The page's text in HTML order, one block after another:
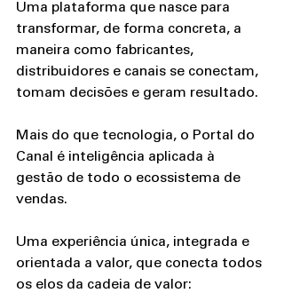
Uma plataforma que nasce para
transformar, de forma concreta, a
maneira como fabricantes,
distribuidores e canais se conectam,
tomam decisões e geram resultado.
Mais do que tecnologia, o Portal do
Canal é inteligência aplicada à
gestão de todo o ecossistema de
vendas.
Uma experiência única, integrada e
orientada a valor, que conecta todos
os elos da cadeia de valor: